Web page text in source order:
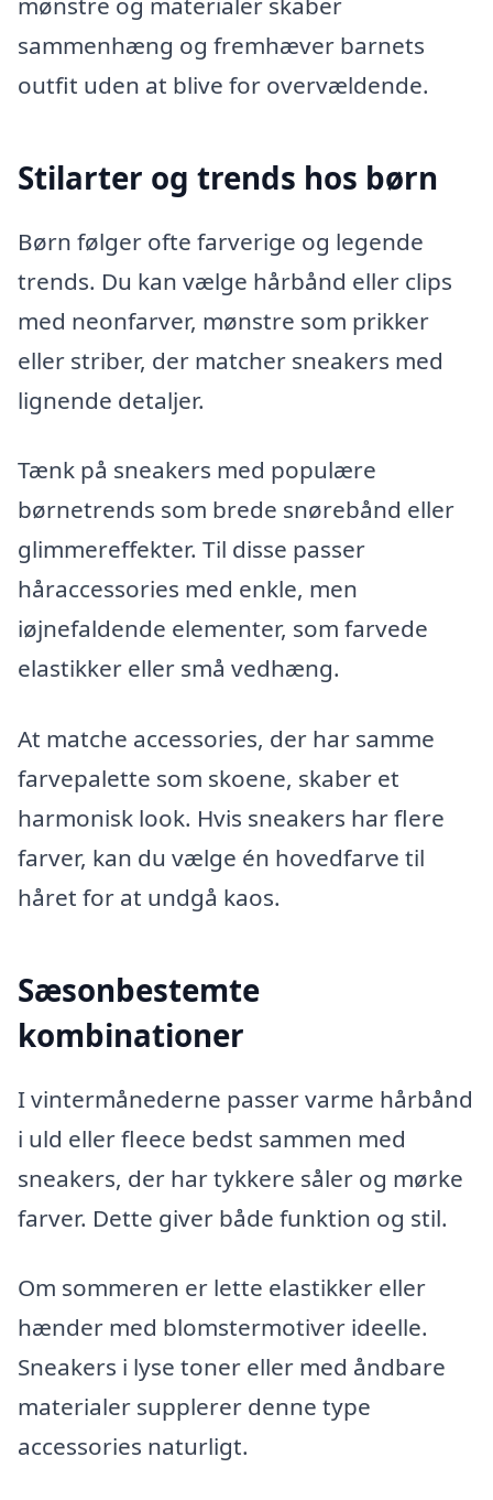
sammenhæng og fremhæver barnets
outfit uden at blive for overvældende.
Stilarter og trends hos børn
Børn følger ofte farverige og legende
trends. Du kan vælge hårbånd eller clips
med neonfarver, mønstre som prikker
eller striber, der matcher sneakers med
lignende detaljer.
Tænk på sneakers med populære
børnetrends som brede snørebånd eller
glimmereffekter. Til disse passer
håraccessories med enkle, men
iøjnefaldende elementer, som farvede
elastikker eller små vedhæng.
At matche accessories, der har samme
farvepalette som skoene, skaber et
harmonisk look. Hvis sneakers har flere
farver, kan du vælge én hovedfarve til
håret for at undgå kaos.
Sæsonbestemte
kombinationer
I vintermånederne passer varme hårbånd
i uld eller fleece bedst sammen med
sneakers, der har tykkere såler og mørke
farver. Dette giver både funktion og stil.
Om sommeren er lette elastikker eller
hænder med blomstermotiver ideelle.
Sneakers i lyse toner eller med åndbare
materialer supplerer denne type
accessories naturligt.